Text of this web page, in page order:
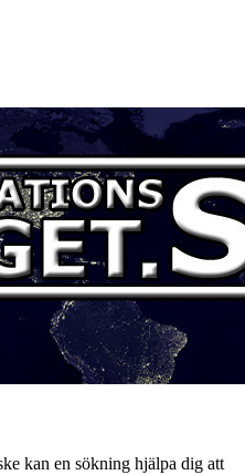
kan en sökning hjälpa dig att